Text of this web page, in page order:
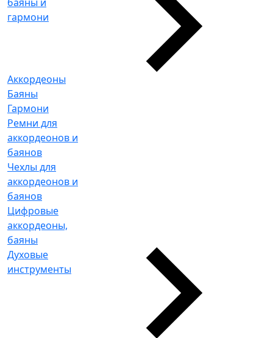
гармони
Аккордеоны
Баяны
Гармони
Ремни для
аккордеонов и
баянов
Чехлы для
аккордеонов и
баянов
Цифровые
аккордеоны,
баяны
Духовые
инструменты